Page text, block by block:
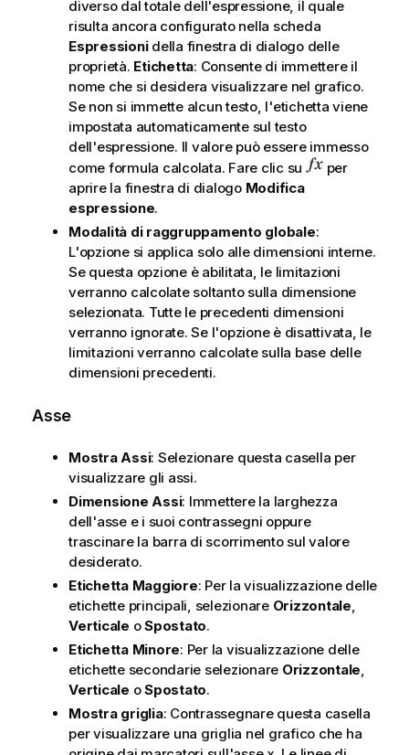
diverso dal totale dell'espressione, il quale
risulta ancora configurato nella scheda
Espressioni della finestra di dialogo delle
proprietà. Etichetta: Consente di immettere il
nome che si desidera visualizzare nel grafico.
Se non si immette alcun testo, l'etichetta viene
impostata automaticamente sul testo
dell'espressione. Il valore può essere immesso
come formula calcolata. Fare clic su
per
aprire la finestra di dialogo Modifica
espressione.
Modalità di raggruppamento globale:
L'opzione si applica solo alle dimensioni interne.
Se questa opzione è abilitata, le limitazioni
verranno calcolate soltanto sulla dimensione
selezionata. Tutte le precedenti dimensioni
verranno ignorate. Se l'opzione è disattivata, le
limitazioni verranno calcolate sulla base delle
dimensioni precedenti.
Asse
Mostra Assi: Selezionare questa casella per
visualizzare gli assi.
Dimensione Assi: Immettere la larghezza
dell'asse e i suoi contrassegni oppure
trascinare la barra di scorrimento sul valore
desiderato.
Etichetta Maggiore: Per la visualizzazione delle
etichette principali, selezionare Orizzontale
Verticale oSpostato.
Etichetta Minore: Per la visualizzazione delle
etichette secondarie selezionare Orizzontale
Verticale oSpostato.
Mostra griglia: Contrassegnare questa casella
per visualizzare una griglia nel grafico che ha